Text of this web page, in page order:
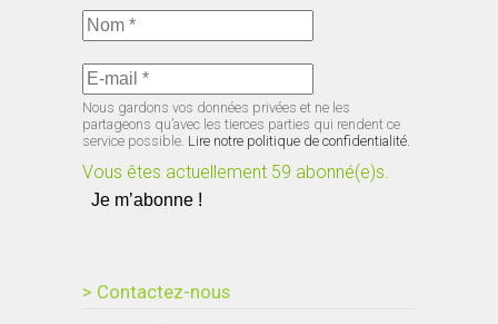
Nous gardons vos données privées et ne les
partageons qu’avec les tierces parties qui rendent ce
service possible. Lire notre politique de confidentialité.
Vous êtes actuellement 59 abonné(e)s.
> Contactez-nous